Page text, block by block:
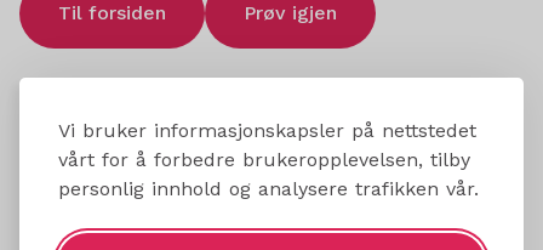
Vi bruker informasjonskapsler på nettstedet
vårt for å forbedre brukeropplevelsen, tilby
personlig innhold og analysere trafikken vår.
Til forsiden Prøv igjen